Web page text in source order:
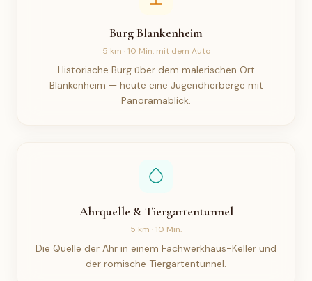
Burg Blankenheim
5 km · 10 Min. mit dem Auto
Historische Burg über dem malerischen Ort
Blankenheim — heute eine Jugendherberge mit
Panoramablick.
Ahrquelle & Tiergartentunnel
5 km · 10 Min.
Die Quelle der Ahr in einem Fachwerkhaus-Keller und
der römische Tiergartentunnel.